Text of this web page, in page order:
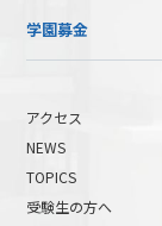
学園募金
アクセス
NEWS
TOPICS
受験生の方へ